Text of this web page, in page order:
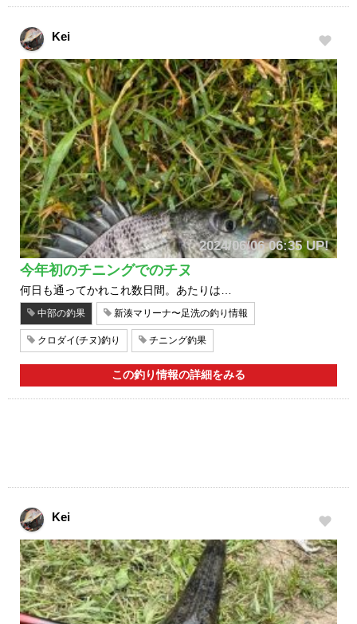
Kei
2024/06/06 06:35 UP!
今年初のチニングでのチヌ
何日も通ってかれこれ数日間。あたりは…
中部の釣果 新湊マリーナ〜足洗の釣り情報
クロダイ(チヌ)釣り チニング釣果
この釣り情報の詳細をみる
Kei